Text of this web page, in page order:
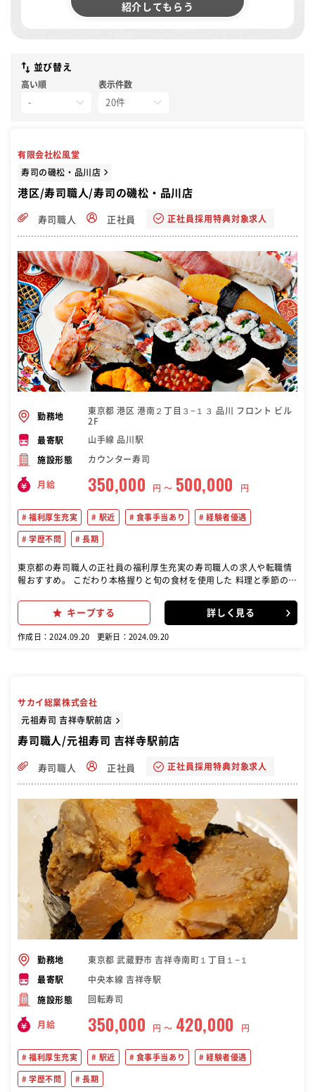
紹介してもらう
並び替え
高い順 表示件数
有限会社松風堂
寿司の磯松・品川店
港区/寿司職人/寿司の磯松・品川店
寿司職人 正社員 正社員採用特典対象求人
勤務地
東京都 港区 港南２丁目３−１３ 品川 フロント ビル
2F
最寄駅 山手線 品川駅
施設形態 カウンター寿司
月給 350,000 円 〜 500,000 円
福利厚生充実 駅近 食事手当あり 経験者優遇
学歴不問 長期
東京都の寿司職人の正社員の福利厚生充実の寿司職人の求人や転職情
報おすすめ。 こだわり本格握りと旬の食材を使用した 料理と季節の日
キープする 詳しく見る
作成日：2024.09.20 更新日：2024.09.20
サカイ総業株式会社
元祖寿司 吉祥寺駅前店
寿司職人/元祖寿司 吉祥寺駅前店
寿司職人 正社員 正社員採用特典対象求人
勤務地 東京都 武蔵野市 吉祥寺南町１丁目１−１
最寄駅 中央本線 吉祥寺駅
施設形態 回転寿司
月給 350,000 円 〜 420,000 円
福利厚生充実 駅近 食事手当あり 経験者優遇
学歴不問 長期